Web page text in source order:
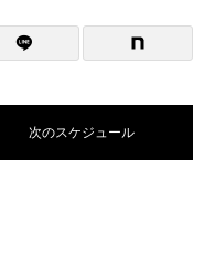
次のスケジュール